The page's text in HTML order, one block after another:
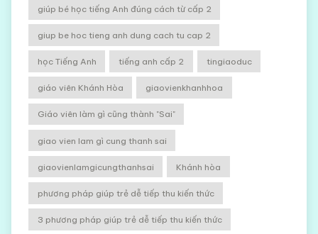
giúp bé học tiếng Anh đúng cách từ cấp 2
giup be hoc tieng anh dung cach tu cap 2
học Tiếng Anh tiếng anh cấp 2 tingiaoduc
giáo viên Khánh Hòa giaovienkhanhhoa
Giáo viên làm gì cũng thành "Sai"
giao vien lam gì cung thanh sai
giaovienlamgicungthanhsai Khánh hòa
phương pháp giúp trẻ dễ tiếp thu kiến thức
3 phương pháp giúp trẻ dễ tiếp thu kiến thức